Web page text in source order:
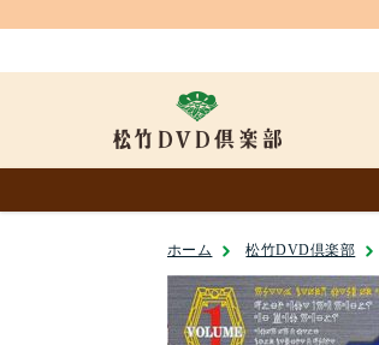
ホーム 松竹DVD倶楽部